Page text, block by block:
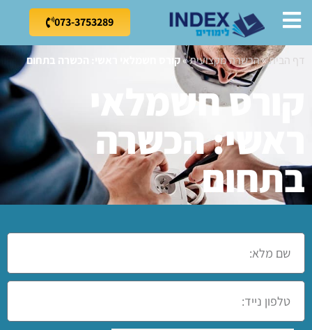
073-3753289
דף הבית»הכשרה מקצועית»קורס חשמלאי ראשי: הכשרה בתחום
קורס חשמלאי
ראשי: הכשרה
בתחום